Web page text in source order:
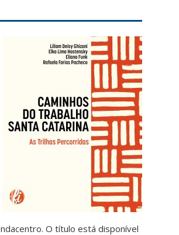
O título está disponível